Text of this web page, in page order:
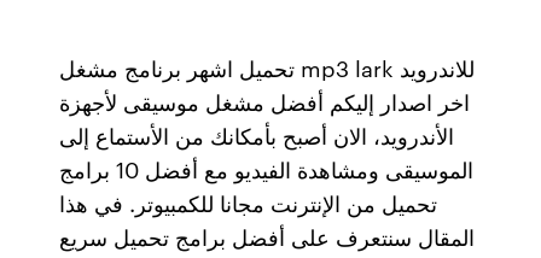
تحميل اشهر برنامج مشغل mp3 lark للاندرويد
اخر اصدار إليكم أفضل مشغل موسيقى لأجهزة
الأندرويد، الان أصبح بأمكانك من الأستماع إلى
الموسيقى ومشاهدة الفيديو مع أفضل 10 برامج
تحميل من الإنترنت مجانا للكمبيوتر. في هذا
المقال سنتعرف على أفضل برامج تحميل سريع